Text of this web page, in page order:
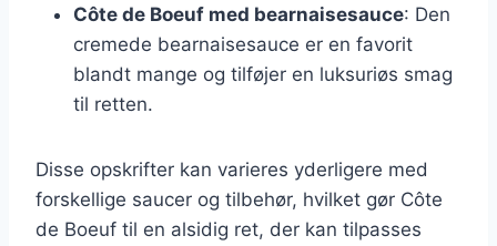
Côte de Boeuf med bearnaisesauce: Den
cremede bearnaisesauce er en favorit
blandt mange og tilføjer en luksuriøs smag
til retten.
Disse opskrifter kan varieres yderligere med
forskellige saucer og tilbehør, hvilket gør Côte
de Boeuf til en alsidig ret, der kan tilpasses